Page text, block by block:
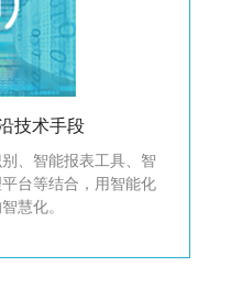
技术手段
、智能报表工具、智
台等结合，用智能化
慧化。